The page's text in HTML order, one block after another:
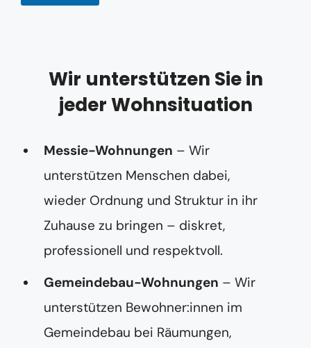
Wir unterstützen Sie in
jeder Wohnsituation
Messie-Wohnungen – Wir
unterstützen Menschen dabei,
wieder Ordnung und Struktur in ihr
Zuhause zu bringen – diskret,
professionell und respektvoll.
Gemeindebau-Wohnungen – Wir
unterstützen Bewohner:innen im
Gemeindebau bei Räumungen,